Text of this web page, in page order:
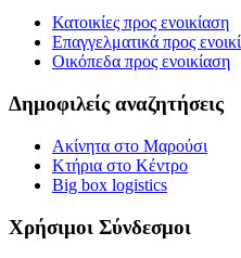
Κατοικίες προς ενοικίαση
Επαγγελματικά προς
Οικόπεδα προς ενοικίαση
Δημοφιλείς αναζητήσεις
Ακίνητα στο Μαρούσι
Κτήρια στο Κέντρο
Big box logistics
Χρήσιμοι Σύνδεσμοι